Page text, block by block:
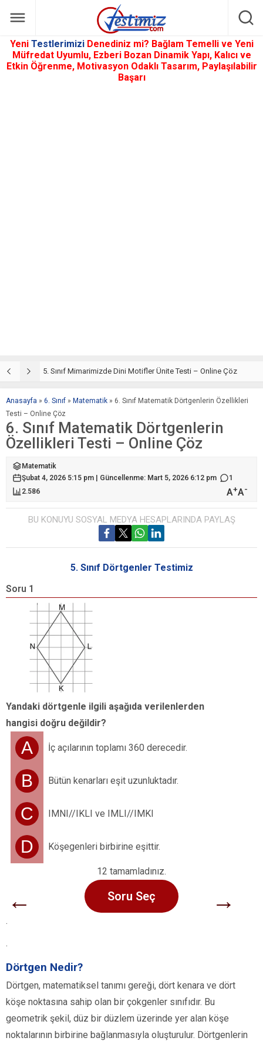
Yeni Testlerimizi Denediniz mi? Bağlam Temelli ve Yeni
Müfredat Uyumlu, Ezberi Bozan Dinamik Yapı, Kalıcı ve
Etkin Öğrenme, Motivasyon Odaklı Tasarım, Paylaşılabilir
Başarı
5. Sınıf Mimarimizde Dini Motifler Ünite Testi – Online Çöz
Anasayfa » 6. Sınıf » Matematik » 6. Sınıf Matematik Dörtgenlerin Özellikleri
Testi – Online Çöz
6. Sınıf Matematik Dörtgenlerin
Özellikleri Testi – Online Çöz
Matematik
Şubat 4, 2026 5:15 pm | Güncellenme: Mart 5, 2026 6:12 pm
1
2.586
A+A-
BU KONUYU SOSYAL MEDYA HESAPLARINDA PAYLAŞ
5. Sınıf Dörtgenler Testimiz
Soru 1
Yandaki dörtgenle ilgili aşağıda verilenlerden
hangisi doğru değildir?
A İç açılarının toplamı 360 derecedir.
B Bütün kenarları eşit uzunluktadır.
C IMNI//IKLI ve IMLI//IMKI
D Köşegenleri birbirine eşittir.
12 tamamladınız.
← Soru Seç →
.
.
Dörtgen Nedir?
Dörtgen, matematiksel tanımı gereği, dört kenara ve dört
köşe noktasına sahip olan bir çokgenler sınıfıdır. Bu
geometrik şekil, düz bir düzlem üzerinde yer alan köşe
noktalarının birbirine bağlanmasıyla oluşturulur. Dörtgenlerin